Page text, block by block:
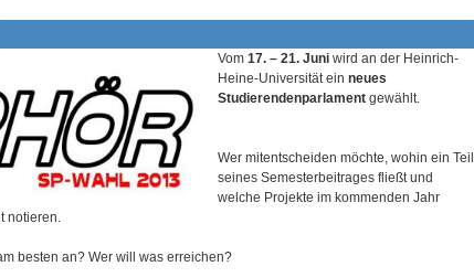
Vom 17. – 21. Juni wird an der Heinrich-
Heine-Universität ein neues
Studierendenparlament gewählt.
Wer mitentscheiden möchte, wohin ein Teil
seines Semesterbeitrages fließt und
welche Projekte im kommenden Jahr
notieren.
besten an? Wer will was erreichen?